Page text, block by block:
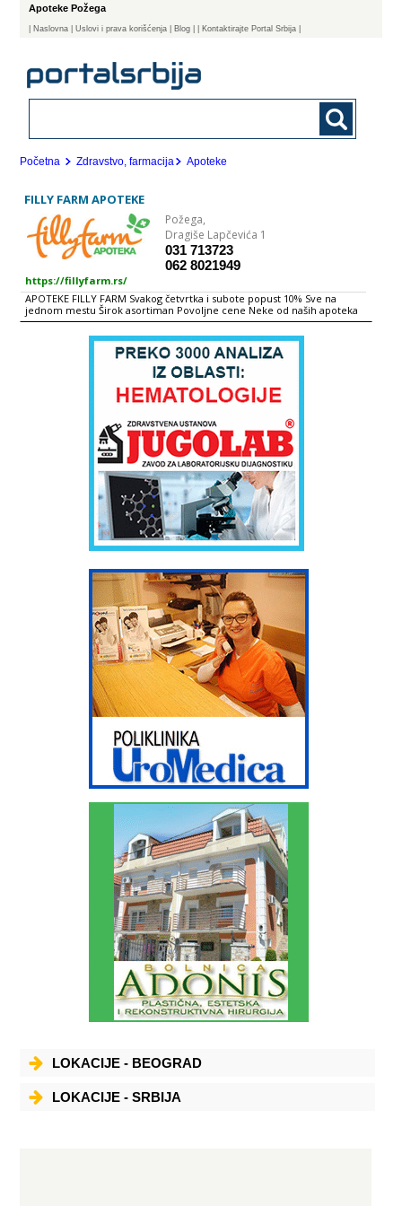
Apoteke Požega
Naslovna | Uslovi i prava korišćenja Blog | Kontaktirajte Portal Srbija |
Početna Zdravstvo, farmacija Apoteke
FILLY FARM APOTEKE
Požega,
Dragiše Lapčevića 1
031 713723
062 8021949
https://fillyfarm.rs/
APOTEKE FILLY FARM Svakog četvrtka i subote popust 10% Sve na
jednom mestu Širok asortiman Povoljne cene Neke od naših apoteka
Neke od naših apoteka Cilj kome stremimo: Unapređenje delatnosti
apoteka ka nivou vrhunske usluge, prihvatljivih cena i dostupnosti svih
proizvoda na tržištu Stalno praćenje novosti na tržištu, uvođenje novih
proizvoda u prodaju uz prateću marketinšku pokrivenost
promocijama i prezenatcijama Mesto gde će sve novo biti na pravi
način prezentirano kupcu U želji da prodaju farmaceutskih proizvoda
dovede preko maloprodaje direktno do potrošača ANLEK d.o.o. osniva
Zdravstvenu ustanovu APOTEKU FILLY FARM. Preduzeće FILLY FARM je
osnovano 15.05.2003. god ANLEK Kompanija Anlek se bavi medicinskim
snabdevanjem, uvozom i distribucijom farmaceutskih proizvoda i
medicinskog potrošnog materijala na teritoriji Srbije i Crne Gore.
Osnovano je u februaru 2001. godine u Beogradu, sa sedištem na
Bežanijskoj kosi. U sastavu kompanije Anlek je od 2003. godine i firma
FILLY FARM koja se bavi maloprodajom i koja, kroz lanac apoteka na
teritoriji cele Srbije omogućava distribuciju medicinskih proizvoda
direktno do potrošača. U prodajnom programu kompanije Anlek su:
Lekovi domaćih proizvođača Uvozni lekovi Dijetetski preparati Bebi
program Kozmetika Potrošni medicinski materijal
LOKACIJE - BEOGRAD
LOKACIJE - SRBIJA